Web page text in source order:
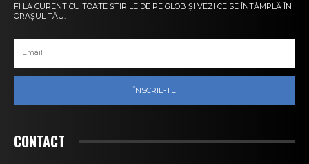
FI LA CURENT CU TOATE ȘTIRILE DE PE GLOB ȘI VEZI CE SE ÎNTÂMPLĂ ÎN
ORAȘUL TĂU.
ÎNSCRIE-TE
CONTACT